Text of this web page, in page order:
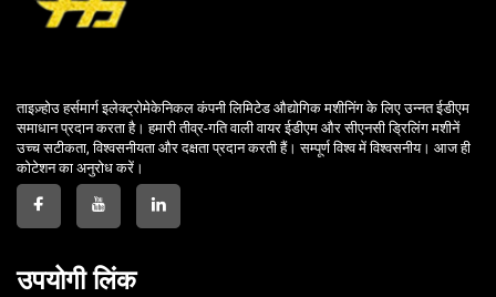
ताइज़्होउ हर्समार्ग इलेक्ट्रोमेकेनिकल कंपनी लिमिटेड औद्योगिक मशीनिंग के लिए उन्नत ईडीएम
समाधान प्रदान करता है। हमारी तीव्र-गति वाली वायर ईडीएम और सीएनसी ड्रिलिंग मशीनें
उच्च सटीकता, विश्वसनीयता और दक्षता प्रदान करती हैं। सम्पूर्ण विश्व में विश्वसनीय। आज ही
कोटेशन का अनुरोध करें।
उपयोगी लिंक